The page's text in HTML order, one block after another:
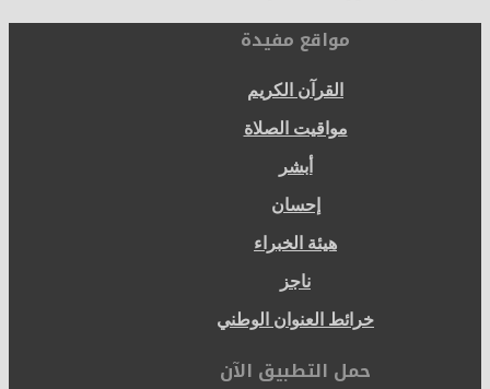
مواقع مفيدة
القرآن الكريم
مواقيت الصلاة
أبشر
إحسان
هيئة الخبراء
ناجز
خرائط العنوان الوطني
حمل التطبيق الآن